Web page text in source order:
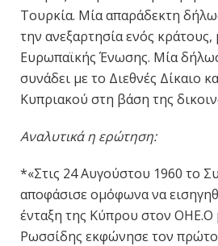
Τουρκία. Μία απαράδεκτη
την ανεξαρτησία ενός
Ευρωπαϊκής Ένωσης. Μία
συνάδει με το Διεθνές Δίκαιο
Κυπριακού στη βάση της
Αναλυτικά η ερώτηση:
*«Στις 24 Αυγούστου 1960 το
αποφάσισε ομόφωνα να
ένταξη της Κύπρου στον
Ρωσσίδης εκφώνησε τον πρώτο